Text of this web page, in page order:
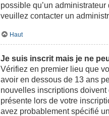
possible qu’un
veuillez contacter un
Haut
Je suis inscrit mais je ne
Vérifiez en premier lieu que
avoir en dessous de 13 ans
nouvelles inscriptions doivent
présente lors de votre
avez probablement spécifié